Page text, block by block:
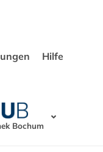
Hilfe
Bochum